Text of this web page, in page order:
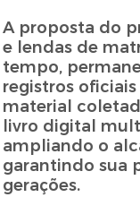
A proposta do
e lendas de
tempo,
registros
material
livro digital
ampliando o
garantindo sua
gerações.